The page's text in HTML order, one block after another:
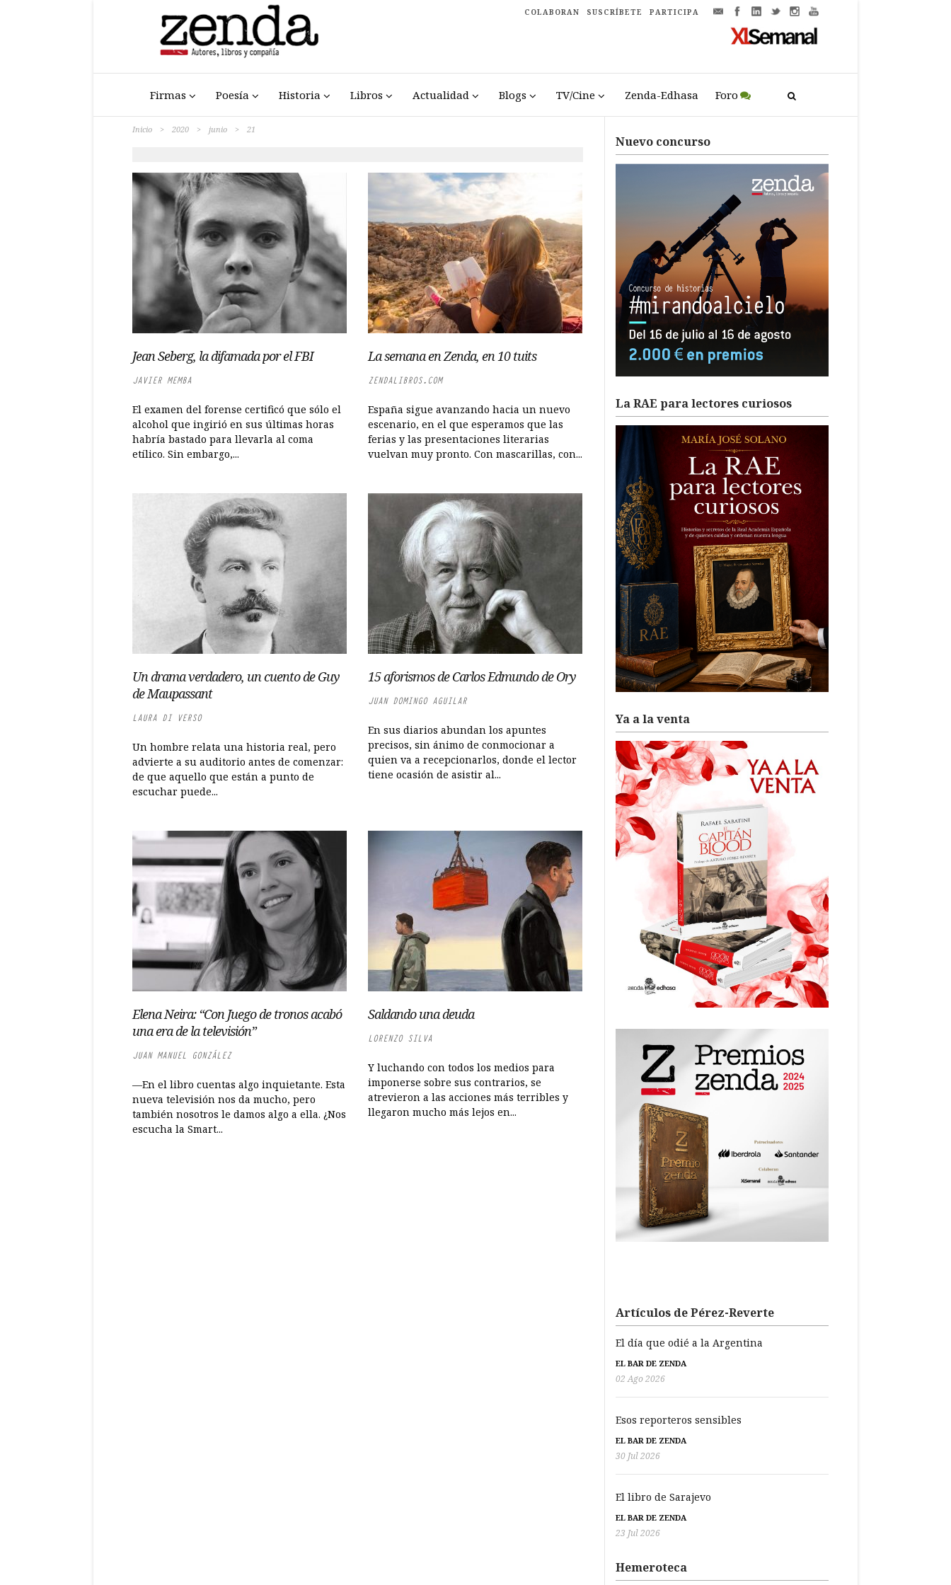
COLABORAN SUSCRÍBETE PARTICIPA
Firmas Poesía Historia Libros Actualidad Blogs TV/Cine Zenda-Edhasa Foro
Inicio > 2020 > junio > 21
Jean Seberg, la difamada por el FBI
JAVIER MEMBA
El examen del forense certificó que sólo el
alcohol que ingirió en sus últimas horas
habría bastado para llevarla al coma
etílico. Sin embargo,...
La semana en Zenda, en 10 tuits
ZENDALIBROS.COM
España sigue avanzando hacia un nuevo
escenario, en el que esperamos que las
ferias y las presentaciones literarias
vuelvan muy pronto. Con mascarillas, con...
Un drama verdadero, un cuento de Guy
de Maupassant
LAURA DI VERSO
Un hombre relata una historia real, pero
advierte a su auditorio antes de comenzar:
de que aquello que están a punto de
escuchar puede...
15 aforismos de Carlos Edmundo de Ory
JUAN DOMINGO AGUILAR
En sus diarios abundan los apuntes
precisos, sin ánimo de conmocionar a
quien va a recepcionarlos, donde el lector
tiene ocasión de asistir al...
Elena Neira: “Con Juego de tronos acabó
una era de la televisión”
JUAN MANUEL GONZÁLEZ
—En el libro cuentas algo inquietante. Esta
nueva televisión nos da mucho, pero
también nosotros le damos algo a ella. ¿Nos
escucha la Smart...
Saldando una deuda
LORENZO SILVA
Y luchando con todos los medios para
imponerse sobre sus contrarios, se
atrevieron a las acciones más terribles y
llegaron mucho más lejos en...
Nuevo concurso
La RAE para lectores curiosos
Ya a la venta
Artículos de Pérez-Reverte
El día que odié a la Argentina
EL BAR DE ZENDA
02 Ago 2026
Esos reporteros sensibles
EL BAR DE ZENDA
30 Jul 2026
El libro de Sarajevo
EL BAR DE ZENDA
23 Jul 2026
Hemeroteca